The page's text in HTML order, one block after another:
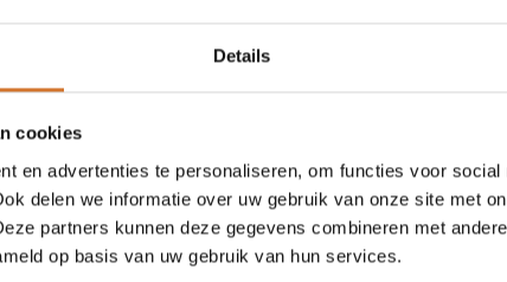
Details
cookies
en advertenties te personaliseren, om functies voor social
delen we informatie over uw gebruik van onze site met
partners kunnen deze gegevens combineren met
op basis van uw gebruik van hun services.
Artikelnummer :
Login
Vergelijken
Vraag offerte